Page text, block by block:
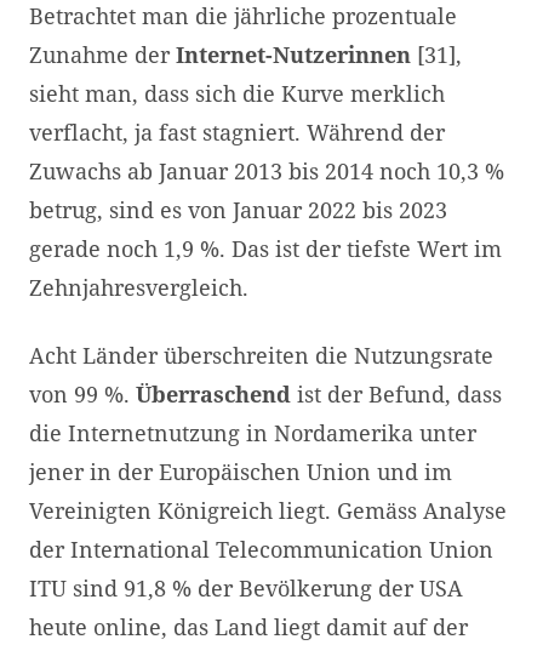
Betrachtet man die jährliche prozentuale
Zunahme derInternet-Nutzerinnen [31],
sieht man, dass sich die Kurve merklich
verflacht, ja fast stagniert. Während der
Zuwachs ab Januar 2013 bis 2014 noch 10,3 %
betrug, sind es von Januar 2022 bis 2023
gerade noch 1,9 %. Das ist der tiefste Wert im
Zehnjahresvergleich.
Acht Länder überschreiten die Nutzungsrate
von 99 %. Überraschend ist der Befund, dass
die Internetnutzung in Nordamerika unter
jener in der Europäischen Union und im
Vereinigten Königreich liegt. Gemäss Analyse
der International Telecommunication Union
ITU sind 91,8 % der Bevölkerung der USA
heute online, das Land liegt damit auf der